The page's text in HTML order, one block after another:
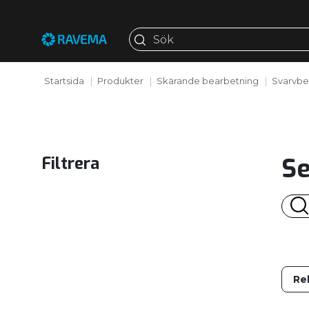
Startsida Produkter Skärande bearbetning
Filtrera